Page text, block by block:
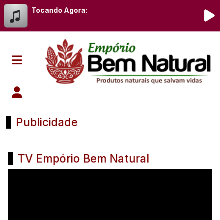
Tocando Agora:
Publicidade
Emporio Bem Natural TV e Rádio
TV Empório Bem Natural